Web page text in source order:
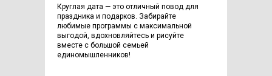
Круглая дата — это отличный повод для
праздника и подарков. Забирайте
любимые программы с максимальной
выгодой, вдохновляйтесь и рисуйте
вместе с большой семьей
единомышленников!